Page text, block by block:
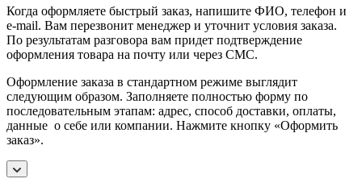
Когда оформляете быстрый заказ, напишите ФИО, телефон и
e-mail. Вам перезвонит менеджер и уточнит условия заказа.
По результатам разговора вам придет подтверждение
оформления товара на почту или через СМС.
Оформление заказа в стандартном режиме выглядит
следующим образом. Заполняете полностью форму по
последовательным этапам: адрес, способ доставки, оплаты,
данные о себе или компании. Нажмите кнопку «Оформить
заказ».